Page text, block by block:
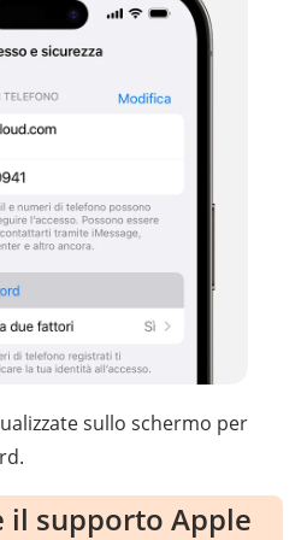
sullo schermo per
il supporto Apple